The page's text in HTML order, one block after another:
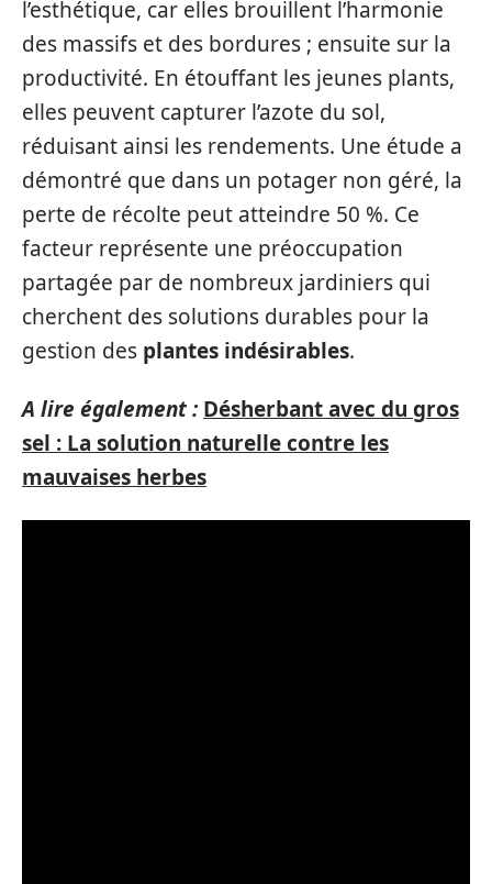
l’esthétique, car elles brouillent l’harmonie
des massifs et des bordures ; ensuite sur la
productivité. En étouffant les jeunes plants,
elles peuvent capturer l’azote du sol,
réduisant ainsi les rendements. Une étude a
démontré que dans un potager non géré, la
perte de récolte peut atteindre 50 %. Ce
facteur représente une préoccupation
partagée par de nombreux jardiniers qui
cherchent des solutions durables pour la
gestion des plantes indésirables.
A lire également : Désherbant avec du gros
sel : La solution naturelle contre les
mauvaises herbes